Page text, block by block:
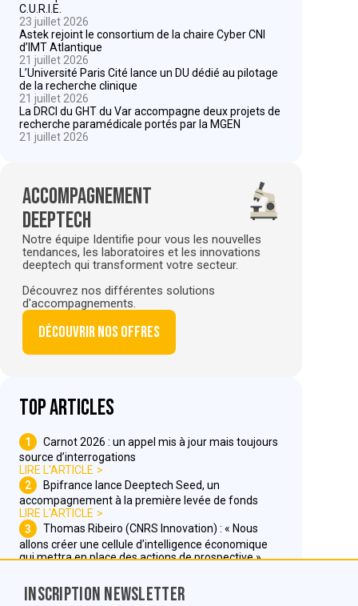
C.U.R.I.E.
23 juillet 2026
Astek rejoint le consortium de la chaire Cyber CNI
d’IMT Atlantique
21 juillet 2026
L’Université Paris Cité lance un DU dédié au pilotage
de la recherche clinique
21 juillet 2026
La DRCI du GHT du Var accompagne deux projets de
recherche paramédicale portés par la MGEN
21 juillet 2026
Accompagnement
deeptech
Notre équipe Identifie pour vous les nouvelles
tendances, les laboratoires et les innovations
deeptech qui transforment votre secteur.
Découvrez nos différentes solutions
d'accompagnements.
Découvrir nos offres
Top articles
1
Carnot 2026 : un appel mis à jour mais toujours
source d’interrogations
LIRE L'ARTICLE
2
Bpifrance lance Deeptech Seed, un
accompagnement à la première levée de fonds
LIRE L'ARTICLE
3
Thomas Ribeiro (CNRS Innovation) : « Nous
allons créer une cellule d’intelligence économique
qui mettra en place des actions de prospective »
Inscription Newsletter